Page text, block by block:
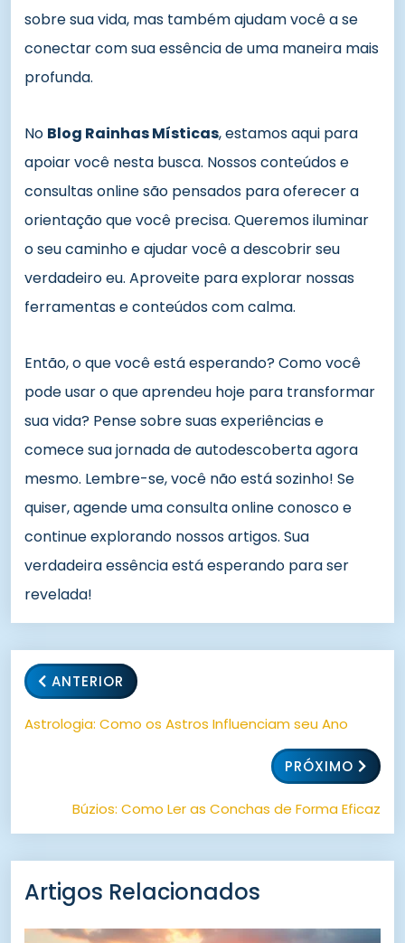
sobre sua vida, mas também ajudam você a se
conectar com sua essência de uma maneira mais
profunda.
No Blog Rainhas Místicas, estamos aqui para
apoiar você nesta busca. Nossos conteúdos e
consultas online são pensados para oferecer a
orientação que você precisa. Queremos iluminar
o seu caminho e ajudar você a descobrir seu
verdadeiro eu. Aproveite para explorar nossas
ferramentas e conteúdos com calma.
Então, o que você está esperando? Como você
pode usar o que aprendeu hoje para transformar
sua vida? Pense sobre suas experiências e
comece sua jornada de autodescoberta agora
mesmo. Lembre-se, você não está sozinho! Se
quiser, agende uma consulta online conosco e
continue explorando nossos artigos. Sua
verdadeira essência está esperando para ser
revelada!
ANTERIOR
Astrologia: Como os Astros Influenciam seu Ano
PRÓXIMO
Búzios: Como Ler as Conchas de Forma Eficaz
Artigos Relacionados